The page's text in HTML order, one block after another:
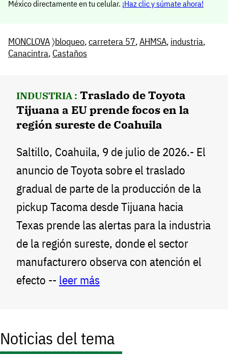
México directamente en tu celular. ¡Haz clic y súmate ahora!
MONCLOVA〉bloqueo,carretera 57,AHMSA, industria,
Canacintra, Castaños
INDUSTRIA : Traslado de Toyota
Tijuana a EU prende focos en la
región sureste de Coahuila
Saltillo, Coahuila, 9 de julio de 2026.- El
anuncio de Toyota sobre el traslado
gradual de parte de la producción de la
pickup Tacoma desde Tijuana hacia
Texas prende las alertas para la industria
de la región sureste, donde el sector
manufacturero observa con atención el
efecto -- leer más
Noticias del tema